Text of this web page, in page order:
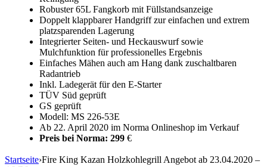
Robuster 65L Fangkorb mit Füllstandsanzeige
Doppelt klappbarer Handgriff zur einfachen und extrem
platzsparenden Lagerung
Integrierter Seiten- und Heckauswurf sowie
Mulchfunktion für professionelles Ergebnis
Einfaches Mähen auch am Hang dank zuschaltbaren
Radantrieb
Inkl. Ladegerät für den E-Starter
TÜV Süd geprüft
GS geprüft
Modell: MS 226-53E
Ab 22. April 2020 im Norma Onlineshop im Verkauf
Preis bei Norma: 299 €
Startseite›Fire King Kazan Holzkohlegrill Angebot ab 23.04.2020 –